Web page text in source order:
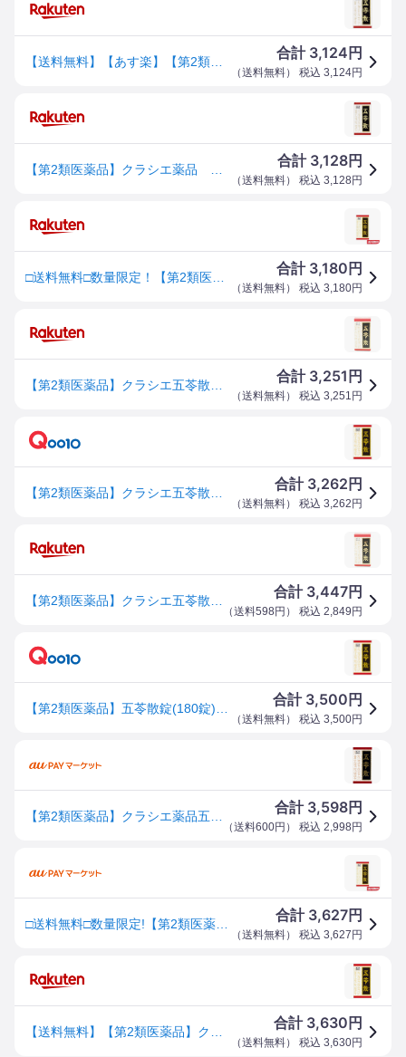
合計 3,124 円
（送料無料） 税込 3,124円
合計 3,128円
（送料無料） 税込 3,128 円
合計 3,180 円
（送料無料） 税込 3,180円
合計 3,251 円
（送料無料） 税込 3,251 円
合計 3,262 円
（送料無料） 税込 3,262 円
合計 3,447円
（送料598円 ） 税込 2,849 円
合計 3,500 円
（送料無料） 税込 3,500円
合計 3,598円
（送料600円 ） 税込 2,998 円
合計 3,627円
（送料無料） 税込 3,627 円
合計 3,630 円
（送料無料） 税込 3,630円